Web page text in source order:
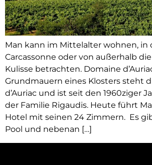
Man kann im Mittelalter wohnen, in
Carcassonne oder von außerhalb
Kulisse betrachten. Domaine
Grundmauern eines Klosters steht
d’Auriac und ist seit den 1960ziger
der Familie Rigaudis. Heute führt
Hotel mit seinen 24 Zimmern. Es
Pool und nebenan […]